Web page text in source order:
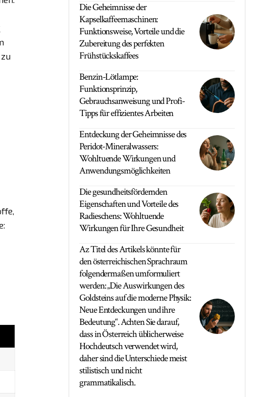
Die Geheimnisse der
Kapselkaffeemaschinen:
Funktionsweise, Vorteile und die
Zubereitung des perfekten
Frühstückskaffees
Benzin-Lötlampe:
Funktionsprinzip,
Gebrauchsanweisung und Profi-
Tipps für effizientes Arbeiten
Entdeckung der Geheimnisse des
Peridot-Mineralwassers:
Wohltuende Wirkungen und
Anwendungsmöglichkeiten
Die gesundheitsfördernden
Eigenschaften und Vorteile des
Radieschens: Wohltuende
Wirkungen für Ihre Gesundheit
Az Titel des Artikels könnte für
den österreichischen Sprachraum
folgendermaßen umformuliert
werden: „Die Auswirkungen des
Goldsteins auf die moderne Physik:
Neue Entdeckungen und ihre
Bedeutung“. Achten Sie darauf,
dass in Österreich üblicherweise
Hochdeutsch verwendet wird,
daher sind die Unterschiede meist
stilistisch und nicht
grammatikalisch.